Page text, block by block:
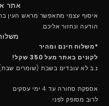
אתר
איסוף עצמי מתאפשר מראש העין
הודעה ונחזור אליכם.
*משלוח חינם ומהיר
לקונים באתר מעל 350 שקל!
נ.ב לא עובדים בשבת (שומרים
אספקת סחורה עד 4 ימי עסקים
לרוב מסופק לפני.